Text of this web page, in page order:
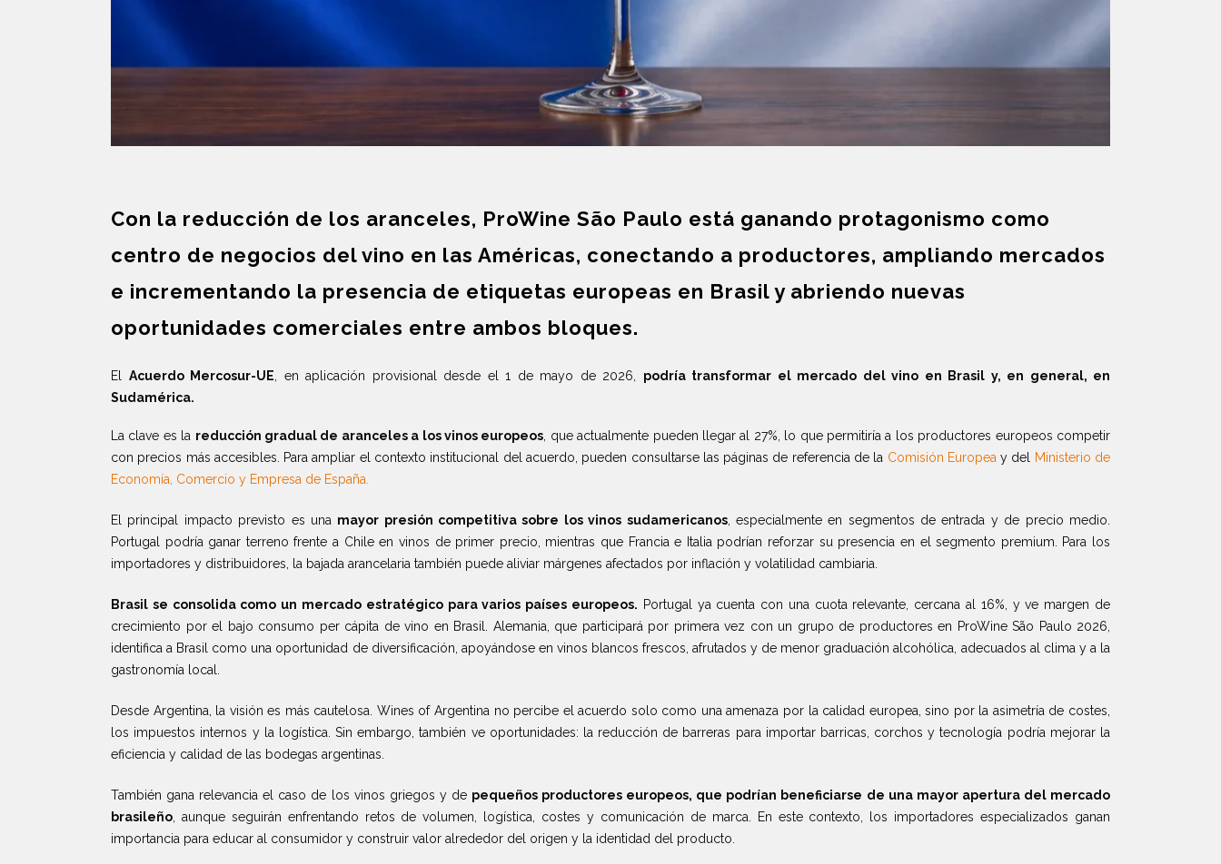
Con la reducción de los aranceles, ProWine São Paulo está ganando protagonismo como
centro de negocios del vino en las Américas, conectando a productores, ampliando mercados
e incrementando la presencia de etiquetas europeas en Brasil y abriendo nuevas
oportunidades comerciales entre ambos bloques.
El Acuerdo Mercosur-UE , en aplicación provisional desde el 1 de mayo de 2026, podría transformar el mercado del vino en Brasil y, en general, en
Sudamérica.
La clave es la reducción gradual de aranceles a los vinos europeos , que actualmente pueden llegar al 27%, lo que permitiría a los productores europeos competir
con precios más accesibles. Para ampliar el contexto institucional del acuerdo, pueden consultarse las páginas de referencia de la Comisión Europea y del
Ministerio de
Economía, Comercio y Empresa de España.
El principal impacto previsto es una mayor presión competitiva sobre los vinos sudamericanos, especialmente en segmentos de entrada y de precio medio.
Portugal podría ganar terreno frente a Chile en vinos de primer precio, mientras que Francia e Italia podrían reforzar su presencia en el segmento premium. Para los
importadores y distribuidores, la bajada arancelaria también puede aliviar márgenes afectados por inflación y volatilidad cambiaria.
Brasil se consolida como un mercado estratégico para varios países europeos. Portugal ya cuenta con una cuota relevante, cercana al 16%, y ve margen de
crecimiento por el bajo consumo per cápita de vino en Brasil. Alemania, que participará por primera vez con un grupo de productores en ProWine São Paulo 2026,
identifica a Brasil como una oportunidad de diversificación, apoyándose en vinos blancos frescos, afrutados y de menor graduación alcohólica, adecuados al clima y a la
gastronomía local.
Desde Argentina, la visión es más cautelosa. Wines of Argentina no percibe el acuerdo solo como una amenaza por la calidad europea, sino por la asimetría de costes,
los impuestos internos y la logística. Sin embargo, también ve oportunidades: la reducción de barreras para importar barricas, corchos y tecnología podría mejorar la
eficiencia y calidad de las bodegas argentinas.
También gana relevancia el caso de los vinos griegos y de pequeños productores europeos, que podrían beneficiarse de una mayor apertura del mercado
brasileño , aunque seguirán enfrentando retos de volumen, logística, costes y comunicación de marca. En este contexto, los importadores especializados ganan
importancia para educar al consumidor y construir valor alrededor del origen y la identidad del producto.